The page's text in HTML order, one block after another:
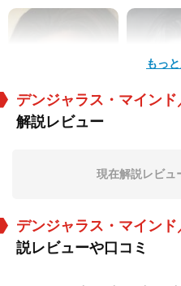
ロレイン・トゥーサ
もっ
デンジャラス・マイン
解説レビュー
現在解説レビュ
デンジャラス・マイン
説レビューや口コミ